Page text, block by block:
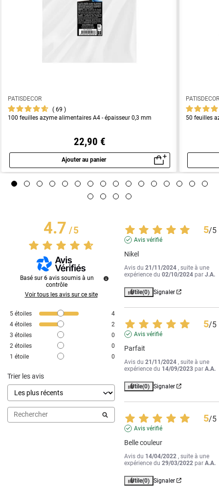
PATISDECOR
69
100 feuilles azyme alimentaires A4 - épaisseur 0,3 mm
22,90 €
Ajouter au panier
Aperçu rapide
50 feuilles
4.7/5
Basé sur 6 avis soumis à un
contrôle
Voir tous les avis sur ce site
5 étoiles
4
4 étoiles
2
3 étoiles
0
2 étoiles
0
1 étoile 0
Trier les avis
5/5
Avis vérifié
Nikel
Avis du21/11/2024 , suite à une
expérience du02/10/2024 parJ.A.
Utile(0) Signaler
5/5
Avis vérifié
Parfait
Avis du21/11/2024 , suite à une
expérience du 14/09/2023 parA.A.
Utile(0) Signaler
5/5
Avis vérifié
Belle couleur
Avis du 14/04/2022 , suite à une
expérience du29/03/2022 parA.A.
Utile(0) Signaler